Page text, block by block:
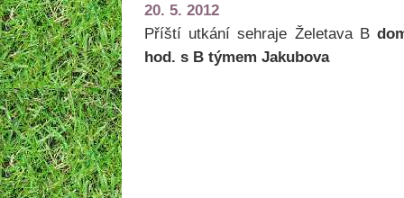
20. 5. 2012
Příští utkání sehraje Želetava B
hod. s B týmem Jakubova